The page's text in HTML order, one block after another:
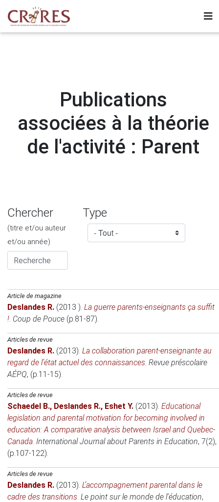
Publications
associées à la théorie
de l'activité : Parent
Chercher
(titre et/ou auteur
et/ou année)
Type
Article de magazine
Deslandes R. (2013 ). La guerre parents-enseignants ça suffit
!. Coup de Pouce (p.81-87).
Articles de revue
Deslandes R. (2013). La collaboration parent-enseignante au
regard de l’état actuel des connaissances. Revue préscolaire
AÉPQ, (p.11-15).
Articles de revue
Schaedel B., Deslandes R., Eshet Y. (2013). Educational
legislation and parental motivation for becoming involved in
education: A comparative analysis between Israel and Quebec-
Canada. International Journal about Parents in Education, 7(2),
(p.107-122).
Articles de revue
Deslandes R. (2013). L’accompagnement parental dans le
cadre des transitions. Le point sur le monde de l'éducation,